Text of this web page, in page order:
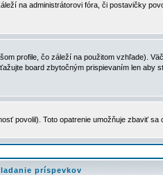
na administrátorovi fóra, či postavičky
profile, čo záleží na použitom vzhľade).
board zbytočným prispievaním len aby
povolil). Toto opatrenie umožňuje zbaviť
príspevkov